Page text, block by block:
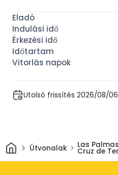
Utolsó frissítés 2026/08/
Otthon
Útvonalak Las
Cruz de